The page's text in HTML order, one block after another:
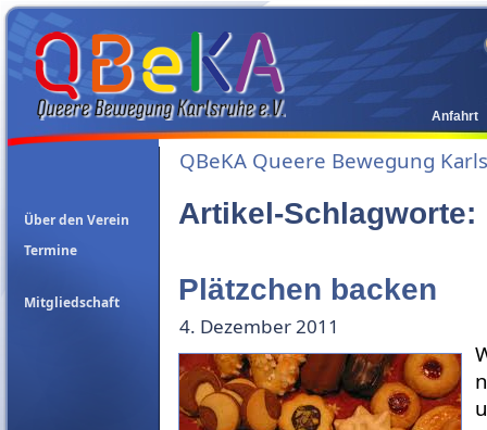
Anfahrt
Über den Verein
Termine
Mitgliedschaft
QBeKA Queere Bewegung
Artikel-Schlagworte:
Plätzchen backen
4. Dezember 2011